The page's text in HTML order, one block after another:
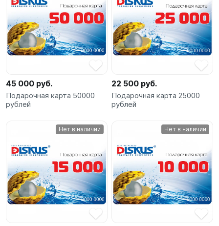
Детям
Бассейн
Подарочные
Акции
45 000 руб.
Подарочная карта 50000
рублей
22 500 руб.
Подарочная карта 25000
рублей
Нет в наличии Нет в наличии